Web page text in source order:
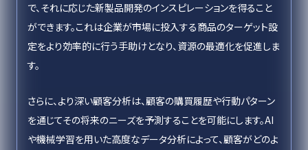
で、それに応じた新製品開発のインスピレーションを得ること
ができます。これは企業が市場に投入する商品のターゲット設
定をより効率的に行う手助けとなり、資源の最適化を促進しま
す。
さらに、より深い顧客分析は、顧客の購買履歴や行動パターン
を通じてその将来のニーズを予測することを可能にします。AI
や機械学習を用いた高度なデータ分析によって、顧客がどのよ